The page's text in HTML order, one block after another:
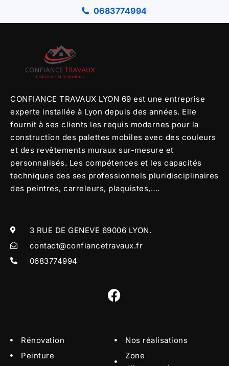
0683774994
CONFIANCE TRAVAUX LYON 69 est une entreprise
experte installée à Lyon depuis des années. Elle
fournit à ses clients les requis modernes pour la
construction des palettes mobiles avec des couleurs
et des revêtements muraux sur-mesure et
personnalisés. Les compétences et les capacités
techniques des ses professionnels pluridisciplinaires
des peintres, carreleurs, plaquistes,….
3 RUE DE GENEVE 69006 LYON.
contact@confiancetravaux.fr
0683774994
Rénovation
Peinture
Nos réalisations
Zone